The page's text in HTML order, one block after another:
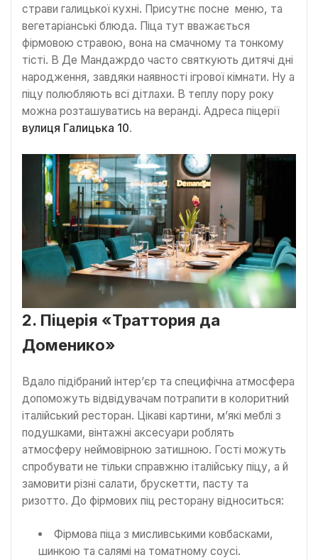
страви галицької кухні. Присутнє посне меню, та
вегетаріанські блюда. Піца тут вважається
фірмовою стравою, вона на смачному та тонкому
тісті. В Де Мандажрдо часто святкують дитячі дні
народження, завдяки наявності ігрової кімнати. Ну а
піцу полюбляють всі дітлахи. В теплу пору року
можна розташуватись на веранді. Адреса піцерії
вулиця Галицька 10.
2. Піцерія «Траттория да
Доменико»
Вдало підібраний інтер’єр та специфічна атмосфера
допоможуть відвідувачам потрапити в колоритний
італійський ресторан. Цікаві картини, м’які меблі з
подушками, вінтажні аксесуари роблять
атмосферу неймовірною затишною. Гості можуть
спробувати не тільки справжню італійську піцу, а й
замовити різні салати, брускетти, пасту та
ризотто. До фірмових піц ресторану відноситься:
Фірмова піца з мисливськими ковбасками,
шинкою та салямі на томатному соусі.